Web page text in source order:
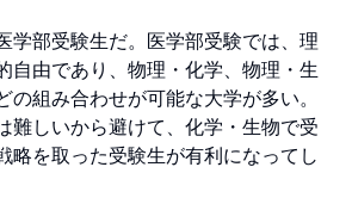
学部受験生だ。医学部受験では、理
自由であり、物理・化学、物理・生
の組み合わせが可能な大学が多い。
難しいから避けて、化学・生物で受
略を取った受験生が有利になってし